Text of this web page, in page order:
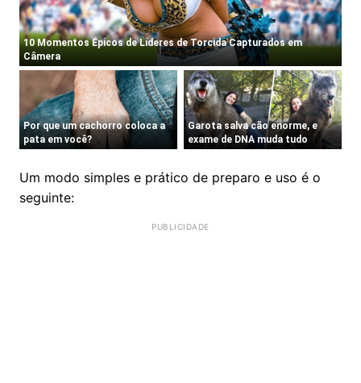
Um modo simples e prático de preparo e uso é o
seguinte: